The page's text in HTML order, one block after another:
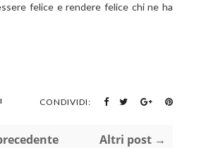
felice e rendere felice chi ne ha
CONDIVIDI:
Altri post →